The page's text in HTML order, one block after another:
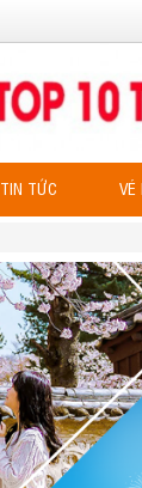
TIN TỨC VÉ